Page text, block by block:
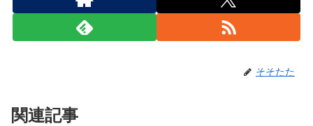
そそたた
関連記事